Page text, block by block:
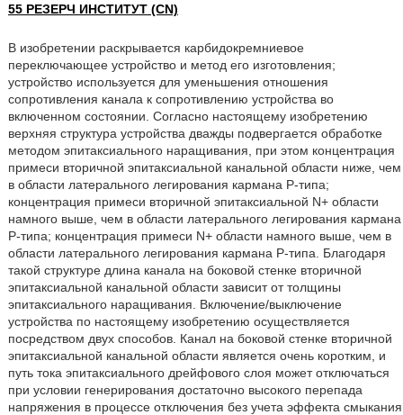
55 РЕЗЕРЧ ИНСТИТУТ (CN)
В изобретении раскрывается карбидокремниевое
переключающее устройство и метод его изготовления;
устройство используется для уменьшения отношения
сопротивления канала к сопротивлению устройства во
включенном состоянии. Согласно настоящему изобретению
верхняя структура устройства дважды подвергается обработке
методом эпитаксиального наращивания, при этом концентрация
примеси вторичной эпитаксиальной канальной области ниже, чем
в области латерального легирования кармана Р-типа;
концентрация примеси вторичной эпитаксиальной N+ области
намного выше, чем в области латерального легирования кармана
Р-типа; концентрация примеси N+ области намного выше, чем в
области латерального легирования кармана Р-типа. Благодаря
такой структуре длина канала на боковой стенке вторичной
эпитаксиальной канальной области зависит от толщины
эпитаксиального наращивания. Включение/выключение
устройства по настоящему изобретению осуществляется
посредством двух способов. Канал на боковой стенке вторичной
эпитаксиальной канальной области является очень коротким, и
путь тока эпитаксиального дрейфового слоя может отключаться
при условии генерирования достаточно высокого перепада
напряжения в процессе отключения без учета эффекта смыкания